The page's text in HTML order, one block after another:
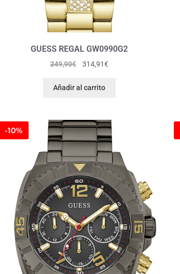
GUESS REGAL GW0990G2
349,90€ 314,91€
Añadir al carrito
-10%